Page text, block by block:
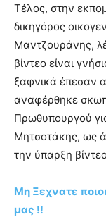
Τέλος, στην
δικηγόρος
Μαντζουράνης,
βίντεο είναι
ξαφνικά έπεσαν
αναφέρθηκε
Πρωθυπουργού
Μητσοτάκης, ως
την ύπαρξη
Μη Ξεχνατε
μας !!